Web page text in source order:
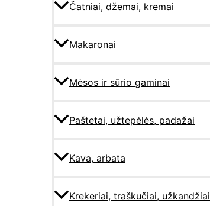
Čatniai, džemai, kremai
Makaronai
Mėsos ir sūrio gaminai
Paštetai, užtepėlės, padažai
Kava, arbata
Krekeriai, traškučiai, užkandžiai